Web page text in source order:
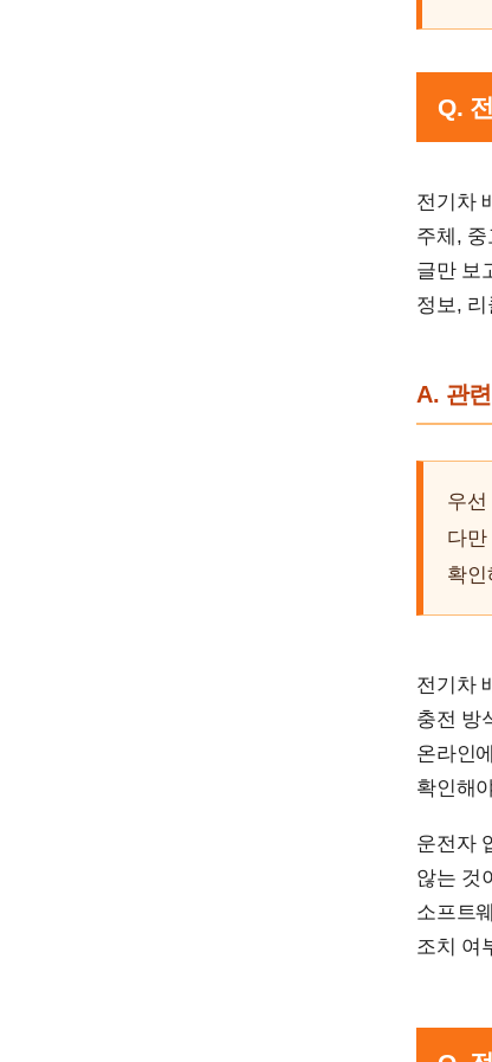
Q.
전기차
주체,
글만 보
정보,
A. 관
우
다
확인
전기차
충전 방
온라인
확인해
운전자
않는 것
소프트
조치 여